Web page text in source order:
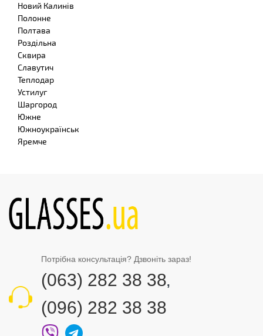
Новий Калинів
Полонне
Полтава
Роздільна
Сквира
Славутич
Теплодар
Устилуг
Шаргород
Южне
Южноукраїнськ
Яремче
Потрібна консультація? Дзвоніть зараз!
(063) 282 38 38,
(096) 282 38 38